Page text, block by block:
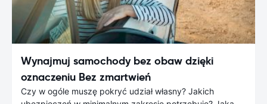
Wynajmuj samochody bez obaw dzięki
oznaczeniu Bez zmartwień
Czy w ogóle muszę pokryć udział własny? Jakich